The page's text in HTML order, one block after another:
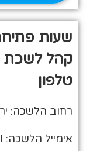
שעות
קהל לשכת
טלפון
רחוב הלשכה:
אימייל הלשכה: ronrik@ies.gov.il